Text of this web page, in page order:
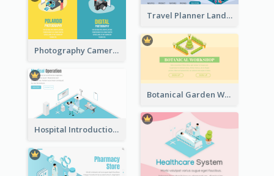
Travel Planner Landing Page With Isometric Diagram
Photography Camera Comparison With Isometric Graphics
Botanical Garden Workshop Sign In Web Banner
Hospital Introduction Landing Page With Isometric Diagram